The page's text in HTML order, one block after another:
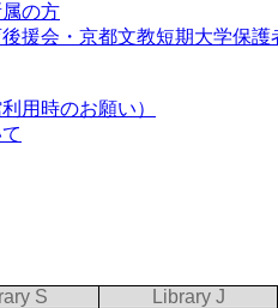
の方
援会・京都文教短期大学保護
用時のお願い）
S Library J